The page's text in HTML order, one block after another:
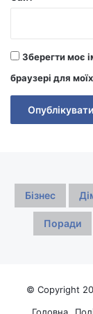
Зберегти моє
браузері для
Бізнес
Поради
© Copyright
Головна